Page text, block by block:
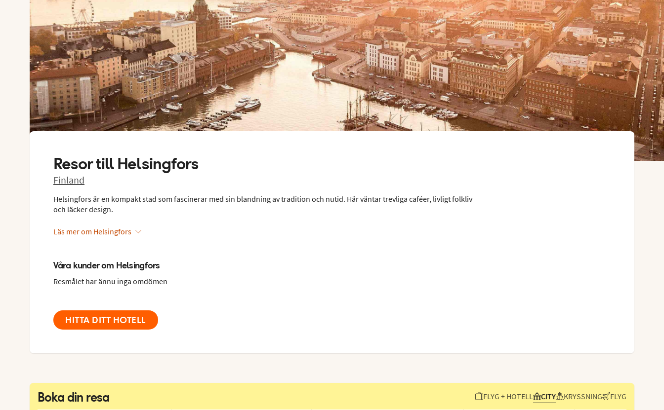
Se bilder
Resor till Helsingfors
Finland
Helsingfors är en kompakt stad som fascinerar med sin blandning av tradition och nutid. Här väntar trevliga caféer, livligt folkliv
och läcker design.
Läs mer om Helsingfors
Våra kunder om Helsingfors
Resmålet har ännu inga omdömen
HITTA DITT HOTELL
Boka din resa FLYG + HOTELL CITY KRYSSNING FLYG